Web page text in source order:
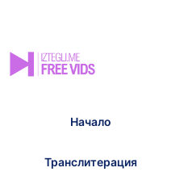
Начало
Транслитерация